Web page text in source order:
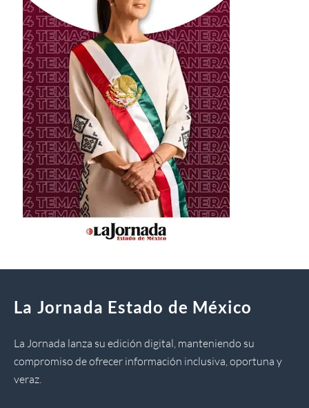
La Jornada Estado de México
La Jornada lanza su edición digital, manteniendo su
compromiso de ofrecer información inclusiva, oportuna y
veraz.